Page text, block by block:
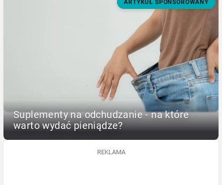
ARTYKUŁ SPONSOROWANY
Suplementy na odchudzanie - na które
warto wydać pieniądze?
REKLAMA